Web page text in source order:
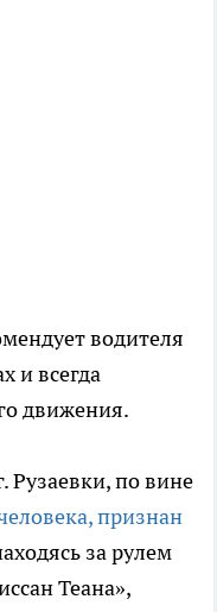
водителя
и всегда
движения.
Рузаевки, по вине
признан
за рулем
Теана»,